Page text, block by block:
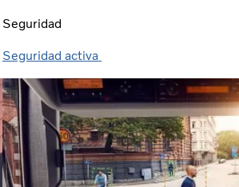
Seguridad
Seguridad activa